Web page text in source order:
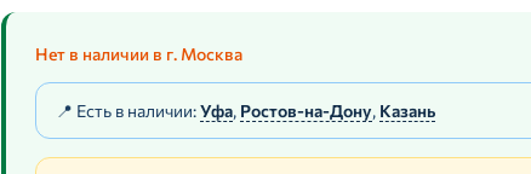
Нет в наличии в г. Москва
📍 Есть в наличии:Уфа, Ростов-на-Дону, Казань